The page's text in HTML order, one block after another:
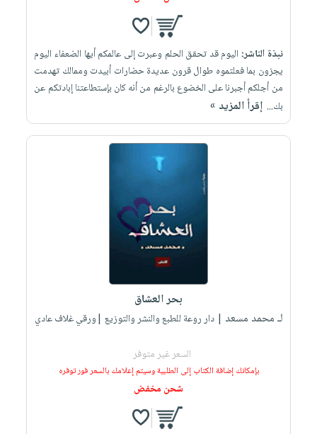
نبذة الناشر: اليوم قد تحقق الحلم وعبرت إلى عالمكم أيها الضعفاء اليوم
يجزون بما فعلتموه طوال قرون عديدة حضارات أبيدت وممالك تهدمت
من أجلكم أجبرنا على الخضوع بالرغم من أنه كان بإستطاعتنا إبادتكم عن
بك... إقرأ المزيد »
بحر العشاق
لـ محمد مسعد | دار روعة للطبع والنشر والتوزيع |ورقي غلاف عادي
السعر غير متوفر
بإمكانك إضافة الكتاب إلى الطلبية وسيتم إعلامك بالسعر فور توفره
شحن مخفض